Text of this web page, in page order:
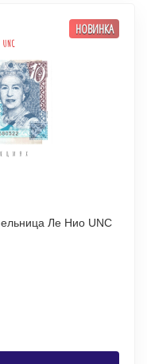
НОВИНКА
Ле Нио UNC